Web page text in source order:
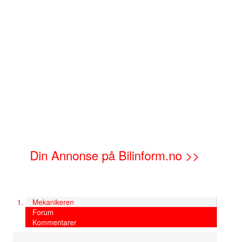
Din Annonse på Bilinform.no >>
Mekanikeren
Forum
Kommentarer